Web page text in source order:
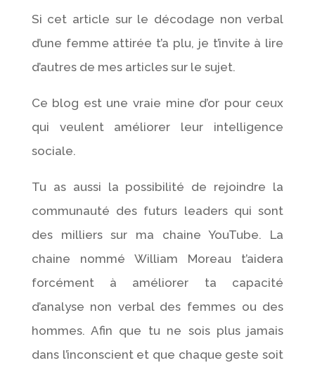
Si cet article sur le décodage non verbal
d’une femme attirée t’a plu, je t’invite à lire
d’autres de mes articles sur le sujet.
Ce blog est une vraie mine d’or pour ceux
qui veulent améliorer leur intelligence
sociale.
Tu as aussi la possibilité de rejoindre la
communauté des futurs leaders qui sont
des milliers sur ma chaine YouTube. La
chaine nommé William Moreau t’aidera
forcément à améliorer ta capacité
d’analyse non verbal des femmes ou des
hommes. Afin que tu ne sois plus jamais
dans l’inconscient et que chaque geste soit